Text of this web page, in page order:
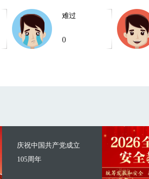
难过
0
庆祝中国共产党成立
105周年